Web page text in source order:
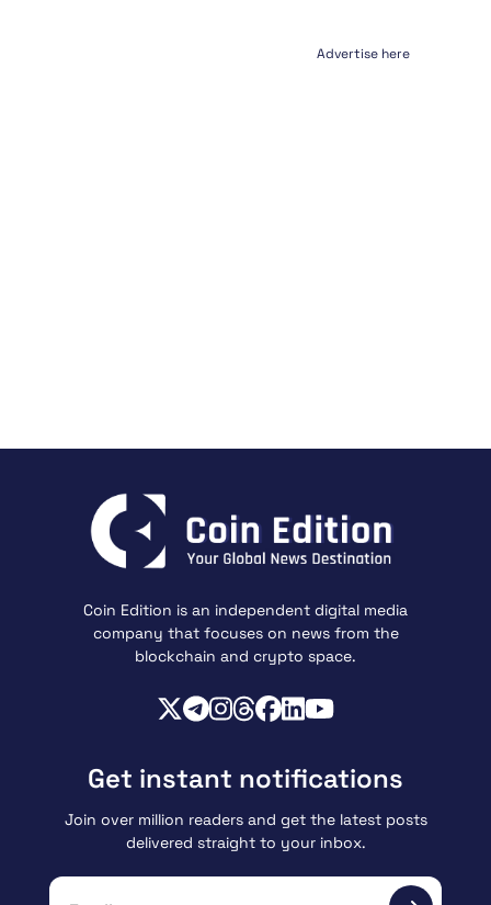
Advertise here
Coin Edition is an independent digital media
company that focuses on news from the
blockchain and crypto space.
Get instant notifications
Join over million readers and get the latest posts
delivered straight to your inbox.